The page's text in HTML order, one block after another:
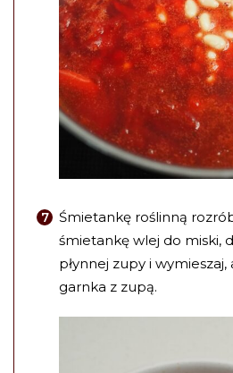
Śmietankę roślinną
śmietankę wlej do miski,
płynnej zupy i
garnka z zupą.